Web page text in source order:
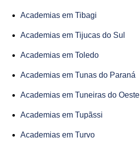
Academias em Tibagi
Academias em Tijucas do Sul
Academias em Toledo
Academias em Tunas do Paraná
Academias em Tuneiras do Oeste
Academias em Tupãssi
Academias em Turvo